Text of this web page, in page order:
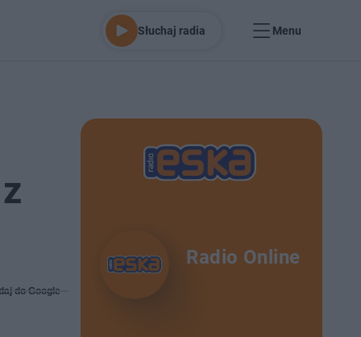
Słuchaj radia Menu
do Google
Radio Online